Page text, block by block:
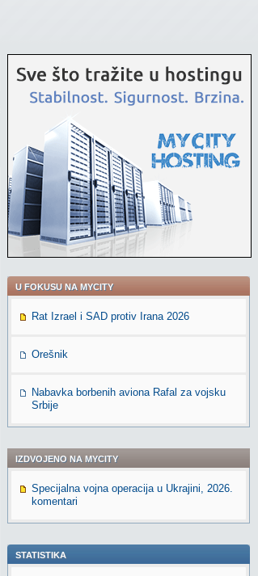
U FOKUSU NA MYCITY
Rat Izrael i SAD protiv Irana 2026
Orešnik
Nabavka borbenih aviona Rafal za vojsku
Srbije
IZDVOJENO NA MYCITY
Specijalna vojna operacija u Ukrajini, 2026.
komentari
STATISTIKA